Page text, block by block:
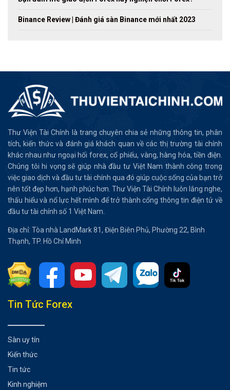
Binance Review | Đánh giá sàn Binance mới nhất 2023
Thư Viện Tài Chính là trang chuyên chia sẻ những thông tin, phân
tích, kiến thức và đánh giá khách quan về các thị trường tài chính
khác nhau như ngoại hối forex, cổ phiếu, vàng, hàng hóa, tiền điện.
Chúng tôi hi vọng sẽ giúp nhà đầu tư Việt Nam thành công trong
việc giao dịch và đầu tư tài chính qua đó giúp cuộc sống của bạn trở
nên tốt đẹp hơn, hạnh phúc hơn. Thư Viện Tài Chính luôn lắng nghe,
thấu hiểu và nổ lực hết mình để trở thành cổng thông tin điện tử về
đầu tư tài chính số 1 Việt Nam.
Địa chỉ: Tòa nhà LandMark 81, Điện Biên Phủ, Phường 22, Bình
Thạnh, TP. Hồ Chí Minh
Tổng hợp bài viết
3. Starbucks (SBUX)
4. Microsoft Corporation (MSFT)
5. Lockheed Martin Corporation (LMT)
Tin Tức Forex
Sàn uy tín
Kiến thức
Tin tức
Kinh nghiệm